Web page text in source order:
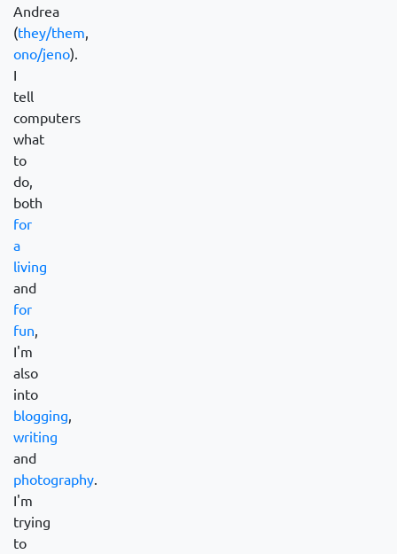
Andrea
(they/them,
ono/jeno).
I
tell
computers
what
to
do,
both
for
a
living
and
for
fun,
I'm
also
into
blogging,
writing
and
photography.
I'm
trying
to